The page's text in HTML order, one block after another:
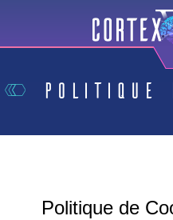
Politique
Politique de